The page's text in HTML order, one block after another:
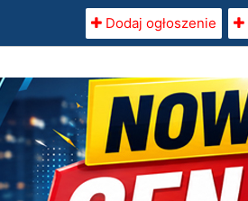
Dodaj ogłoszenie